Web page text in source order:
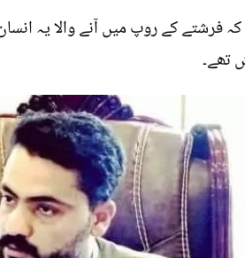
فرشتے کے روپ میں آنے والا یہ
تھے۔